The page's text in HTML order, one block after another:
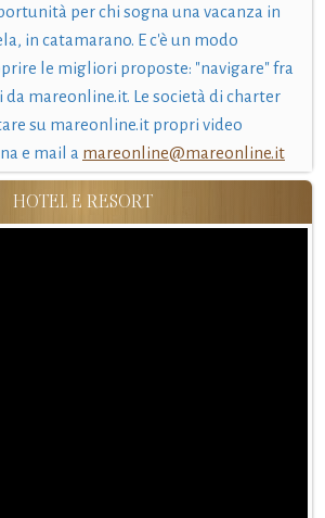
per chi sogna una vacanza in
in catamarano. E c'è un modo
le migliori proposte: "navigare" fra
mareonline.it. Le società di charter
su mareonline.it propri video
e mail a mareonline@mareonline.it
HOTEL E RESORT